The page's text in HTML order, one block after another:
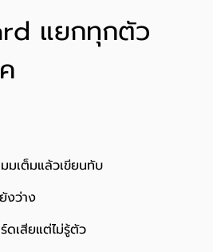
แยกทุกตัว
เต็มแล้วเขียนทับ
ว่าง
เสียแต่ไม่รู้ตัว